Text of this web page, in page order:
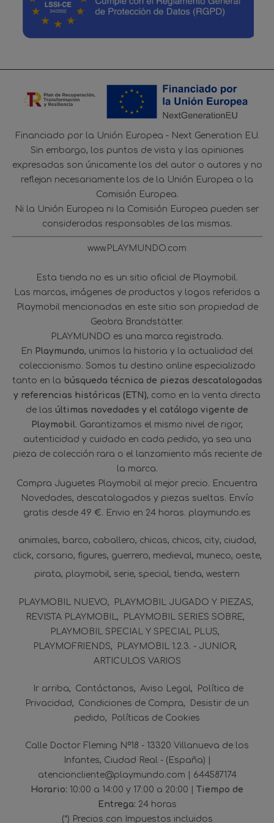
Financiado por la Unión Europea - Next Generation EU.
Sin embargo, los puntos de vista y las opiniones
expresadas son únicamente los del autor o autores y no
reflejan necesariamente los de la Unión Europea o la
Comisión Europea.
Ni la Unión Europea ni la Comisión Europea pueden ser
consideradas responsables de las mismas.
www.PLAYMUNDO.com
Esta tienda no es un sitio oficial de Playmobil.
Las marcas, imágenes de productos y logos referidos a
Playmobil mencionadas en este sitio son propiedad de
Geobra Brandstätter.
PLAYMUNDO es una marca registrada.
En Playmundo, unimos la historia y la actualidad del
coleccionismo. Somos tu destino online especializado
tanto en la búsqueda técnica de piezas descatalogadas
y referencias históricas (ETN), como en la venta directa
de las últimas novedades y el catálogo vigente de
Playmobil. Garantizamos el mismo nivel de rigor,
autenticidad y cuidado en cada pedido, ya sea una
pieza de colección rara o el lanzamiento más reciente de
la marca.
Compra Juguetes Playmobil al mejor precio. Encuentra
Novedades, descatalogados y piezas sueltas. Envío
gratis desde 49 €. Envio en 24 horas. playmundo.es
animales barco caballero chicas chicos city ciudad
click corsario figures guerrero medieval muneco oeste
pirata playmobil serie special tienda western
PLAYMOBIL NUEVO
PLAYMOBIL JUGADO Y PIEZAS
REVISTA PLAYMOBIL
PLAYMOBIL SERIES SOBRE
PLAYMOBIL SPECIAL Y SPECIAL PLUS
PLAYMOFRIENDS
PLAYMOBIL 1.2.3. - JUNIOR
ARTICULOS VARIOS
Ir arriba Contáctanos Aviso Legal
Política de
Privacidad
Condiciones de Compra
Desistir de un
pedido
Políticas de Cookies
Calle Doctor Fleming Nº18 - 13320 Villanueva de los
Infantes, Ciudad Real - (España) |
atencioncliente@playmundo.com | 644587174
Horario: 10:00 a 14:00 y 17:00 a 20:00 | Tiempo de
Entrega: 24 horas
(*) Precios con Impuestos incluidos